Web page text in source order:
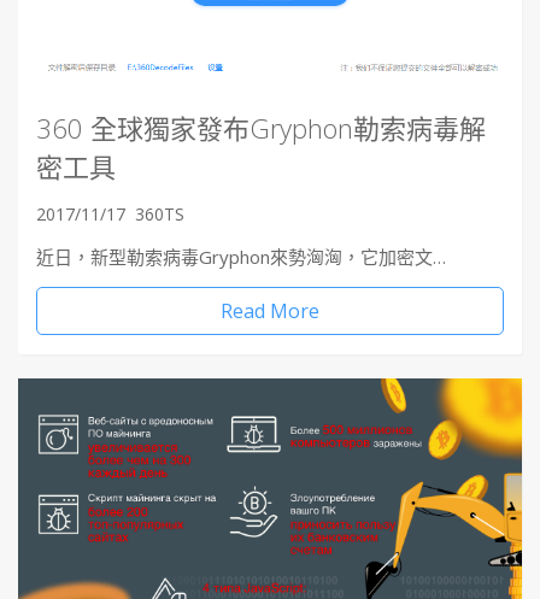
360 全球獨家發布Gryphon勒索病毒解
密工具
2017/11/17 360TS
近日，新型勒索病毒Gryphon來勢洶洶，它加密文…
Read More